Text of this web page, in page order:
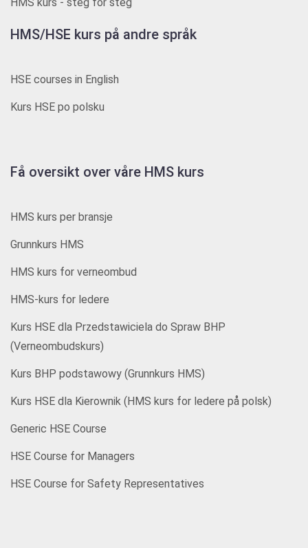
HMS/HSE kurs på andre språk
HSE courses in English
Kurs HSE po polsku
Få oversikt over våre HMS kurs
HMS kurs per bransje
Grunnkurs HMS
HMS kurs for verneombud
HMS-kurs for ledere
Kurs HSE dla Przedstawiciela do Spraw BHP
(Verneombudskurs)
Kurs BHP podstawowy (Grunnkurs HMS)
Kurs HSE dla Kierownik (HMS kurs for ledere på polsk)
Generic HSE Course
HSE Course for Managers
HSE Course for Safety Representatives